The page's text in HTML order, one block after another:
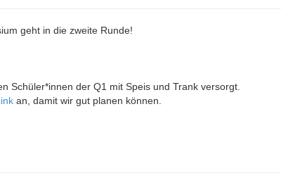
geht in die zweite Runde!
Schüler*innen der Q1 mit Speis und Trank versorgt.
an, damit wir gut planen können.